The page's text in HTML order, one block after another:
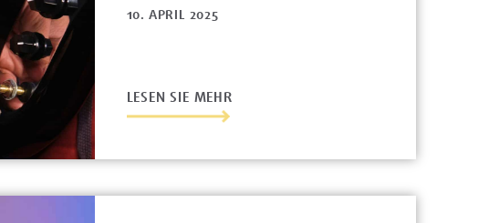
10. APRIL 2025
LESEN SIE MEHR